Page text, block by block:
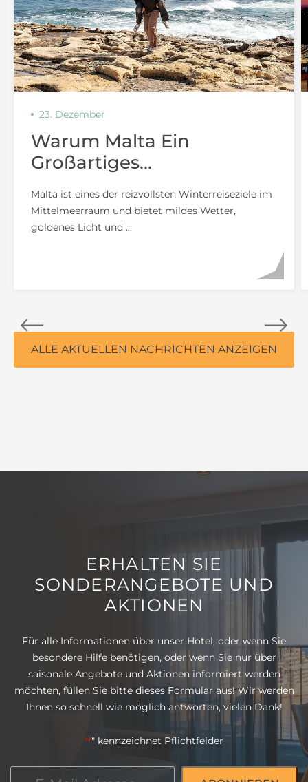
23. Dezember
Warum Malta Ein
Großartiges
Ist
Malta ist eines der reizvollsten Winterreiseziele im
Mittelmeerraum und bietet mildes Wetter,
goldenes Licht und ...
ALLE AKTUELLEN NACHRICHTEN ANZEIGEN
ERHALTEN SIE
SONDERANGEBOTE UND
AKTIONEN
Für alle Informationen über unser Hotel, oder wenn Sie
besondere Hilfe benötigen, oder wenn Sie nur über
saisonale Angebote und Aktionen informiert werden
möchten, füllen Sie bitte dieses Formular aus! Wir werden
Ihnen so schnell wie möglich antworten, vielen Dank!
"*" kennzeichnet Pflichtfelder